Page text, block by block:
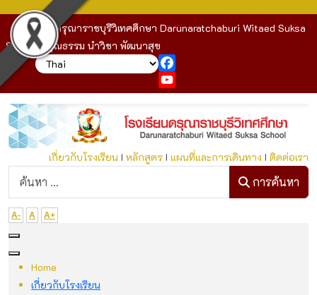
โรงเรียนดรุณาราชบุรีวิเทศศึกษา Darunaratchaburi Witaed Suksa
School : คุณธรรม นำวิชา พัฒนาสุข
YouTube
เกี่ยวกับโรงเรียนI หลักสูตรI แผนที่และการเดินทาง I ติดต่อเรา
ก
การค้นหา
A- A A+
Home
เกี่ยวกับโรงเรียน